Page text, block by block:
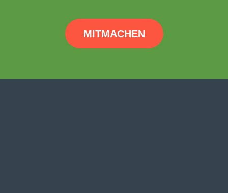
MITMACHEN